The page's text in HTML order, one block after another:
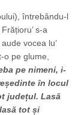
întrebându-l
s-a
vocea lu’
pe glume,
pe nimeni, i-
în locul
județul. Lasă
tot și